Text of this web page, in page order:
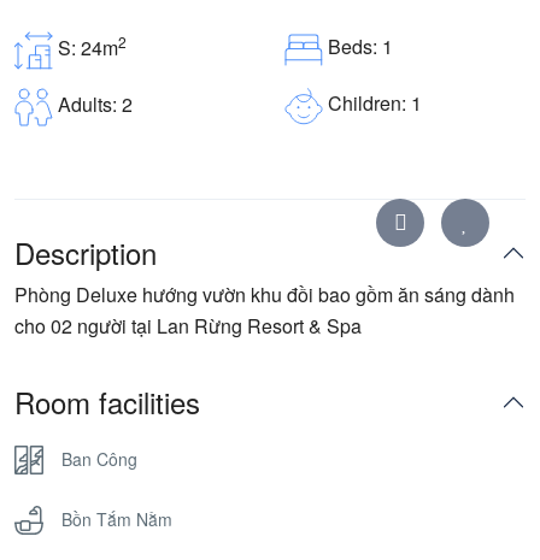
S: 24m2 Beds: 1
Adults: 2 Children: 1
Description
Phòng Deluxe hướng vườn khu đồi bao gồm ăn sáng dành
cho 02 người tại Lan Rừng Resort & Spa
Room facilities
Ban Công
Bồn Tắm Nằm